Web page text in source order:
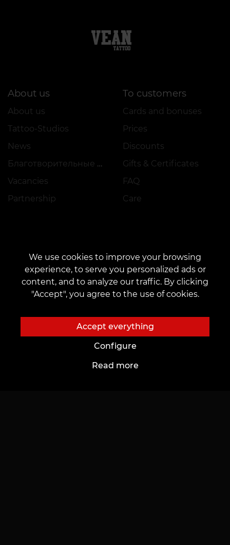
About us
About us
Tattoo-Studios
News
Благотворительные проекты
Vacancies
Partnership
To customers
Cards and bonuses
Prices
Discounts
Gifts & Certificates
FAQ
Care
Training
Workplace Rental
Employment
Tattoo fonts online
AI Tattoo Generator
Авторские эскизы
Voice of Culture: Nostalgia for the 2000s
Services
Payment
Reservation guarantee
We use cookies to improve your browsing
experience, to serve you personalized ads or
content, and to analyze our traffic. By clicking
"Accept", you agree to the use of cookies.
Accept everything
Configure
Read more